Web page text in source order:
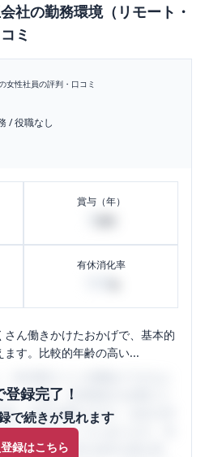
社の勤務環境（リモート・
ミ
女性社員の評判・口コミ
/役職なし
賞与（年）
有休消化率
ん働きかけたおかげで、基本的
す。比較的年齢の高い...
登録完了！
で続きが見れます
録はこちら
ーハブ)は、女性限定の企業口コ
面・女性の働きやすさ・会社の評
すべき点がたくさんあります。先
通して、本当の会社の姿を知